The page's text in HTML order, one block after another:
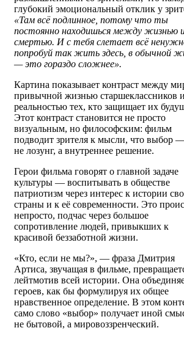
глубокий эмоциональный отклик у
«Там всё подлинное, потому что ты
постоянно находишься между жизнью
смертью. И с тебя слетает всё
попробуй так жить здесь, в обычной
— это гораздо сложнее».
Картина показывает контраст между
привычной жизнью старшеклассников и
реальностью тех, кто защищает их
Этот контраст становится не просто
визуальным, но философским: фильм
подводит зрителя к мысли, что выбор
не лозунг, а внутреннее решение.
Герои фильма говорят о главной задаче
культуры — воспитывать в обществе
патриотизм через интерес к истории
страны и к её современности. Это
непросто, подчас через большое
сопротивление людей, привыкших к
красивой беззаботной жизни.
«Кто, если не мы?», — фраза Дмитрия
Артиса, звучащая в фильме,
лейтмотив всей истории. Она
героев, как бы формулируя их общее
нравственное определение. В этом
само слово «выбор» получает иной
не бытовой, а мировоззренческий.